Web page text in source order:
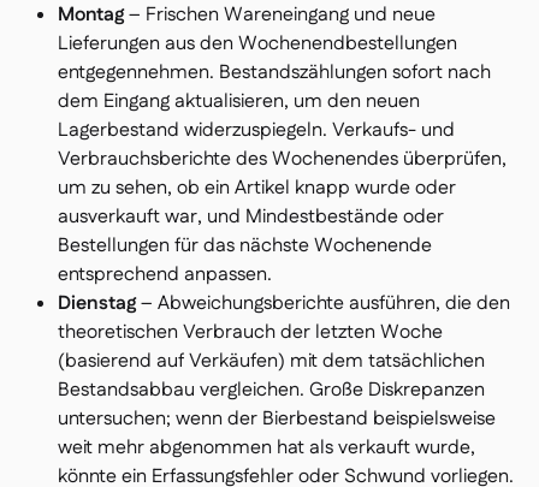
Montag– Frischen Wareneingang und neue
Lieferungen aus den Wochenendbestellungen
entgegennehmen. Bestandszählungen sofort nach
dem Eingang aktualisieren, um den neuen
Lagerbestand widerzuspiegeln. Verkaufs- und
Verbrauchsberichte des Wochenendes überprüfen,
um zu sehen, ob ein Artikel knapp wurde oder
ausverkauft war, und Mindestbestände oder
Bestellungen für das nächste Wochenende
entsprechend anpassen.
Dienstag– Abweichungsberichte ausführen, die den
theoretischen Verbrauch der letzten Woche
(basierend auf Verkäufen) mit dem tatsächlichen
Bestandsabbau vergleichen. Große Diskrepanzen
untersuchen; wenn der Bierbestand beispielsweise
weit mehr abgenommen hat als verkauft wurde,
könnte ein Erfassungsfehler oder Schwund vorliegen.